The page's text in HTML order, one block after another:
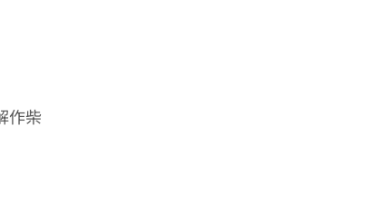
作柴